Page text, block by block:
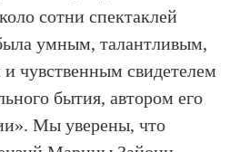
сотни спектаклей
умным, талантливым,
чувственным свидетелем
бытия, автором его
Мы уверены, что